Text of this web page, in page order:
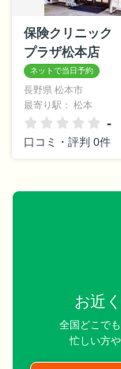
保険クリニック
プラザ松本店
長野県 松本市
最寄り駅： 松本
-
口コミ・評判 0件
お近
全国どこで
忙しい方